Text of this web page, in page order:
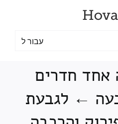
עבור ל
אחד חדרים
← לגבעת